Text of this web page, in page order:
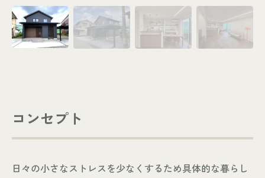
コンセプト
日々の小さなストレスを少なくするため具体的な暮らし